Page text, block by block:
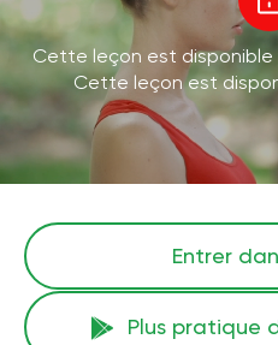
Cette leçon est disponible
Cette leçon est
Entrer
Plus pratique